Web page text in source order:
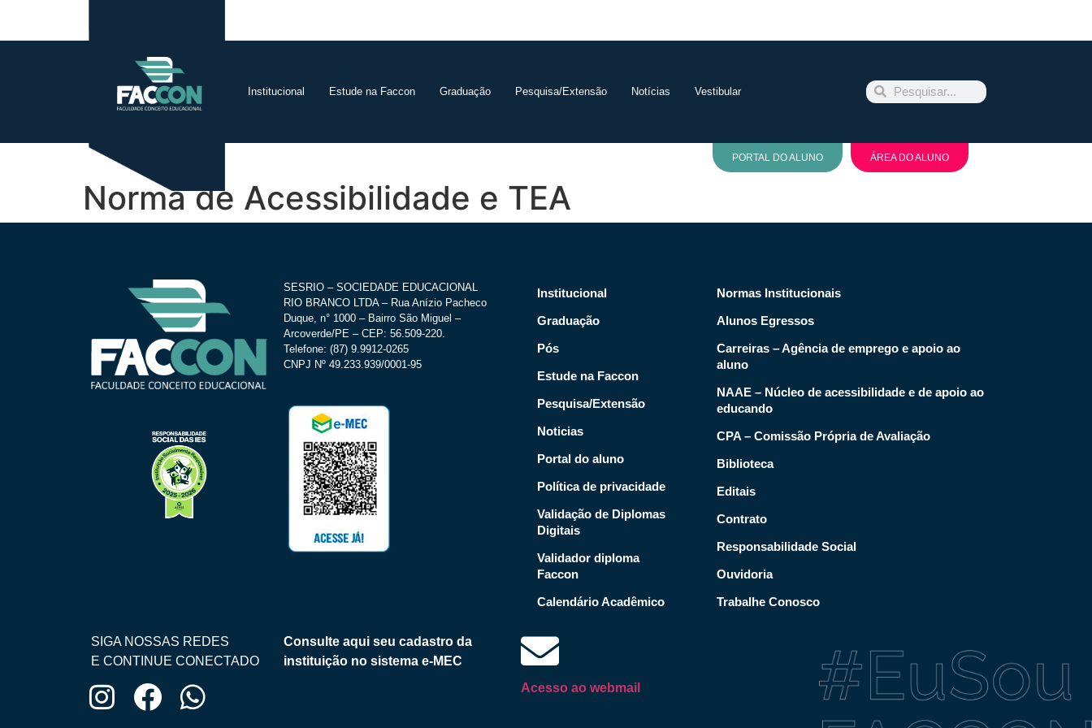
Institucional Estude na Faccon Graduação Pesquisa/Extensão Notícias Vestibular
PORTAL DO ALUNO ÁREA DO ALUNO
Norma de Acessibilidade e TEA
SESRIO – SOCIEDADE EDUCACIONAL
RIO BRANCO LTDA – Rua Anízio Pacheco
Duque, n° 1000 – Bairro São Miguel –
Arcoverde/PE – CEP: 56.509-220.
Telefone: (87) 9.9912-0265
CNPJ Nº 49.233.939/0001-95
Institucional
Graduação
Pós
Estude na Faccon
Pesquisa/Extensão
Noticias
Portal do aluno
Política de privacidade
Validação de Diplomas
Digitais
Validador diploma
Faccon
Calendário Acadêmico
Normas Institucionais
Alunos Egressos
Carreiras – Agência de emprego e apoio ao
aluno
NAAE – Núcleo de acessibilidade e de apoio ao
educando
CPA – Comissão Própria de Avaliação
Biblioteca
Editais
Contrato
Responsabilidade Social
Ouvidoria
Trabalhe Conosco
SIGA NOSSAS REDES
E CONTINUE CONECTADO
Consulte aqui seu cadastro da
instituição no sistema e-MEC
Acesso ao webmail